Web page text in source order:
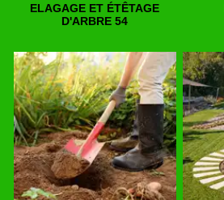
ELAGAGE ET ÉTÊTAGE
D'ARBRE 54